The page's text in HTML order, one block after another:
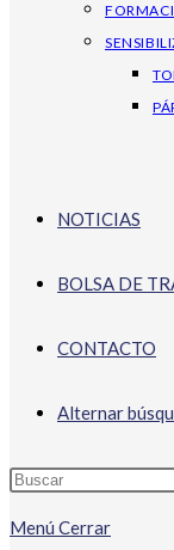
NOTICIAS
BOLSA DE
CONTACTO
Alternar
Menú Cerrar